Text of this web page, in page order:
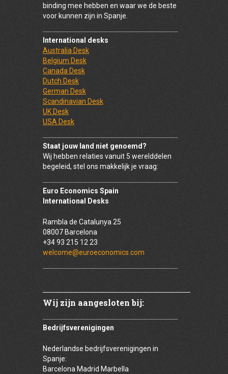
binding mee hebben en waar we de beste
voor kunnen zijn in Spanje.
International desks
Australia Desk
Belgium Desk
Canada Desk
Dutch Desk
German Desk
Scandinavian Desk
UK Desk
USA Desk
Staat jouw land niet genoemd?
Wij hebben relaties vanuit 5 werelddelen
begeleid, stel ons makkelijk je vraag:
Euro Economics Spain
International Desks
Rambla de Catalunya 25
08007 Barcelona
+34 93 215 12 23
welcome@euroeconomics.com
Wij zijn aangesloten bij:
Bedrijfsverenigingen
Nederlandse bedrijfsverenigingen in
Spanje:
Barcelona Madrid Marbella